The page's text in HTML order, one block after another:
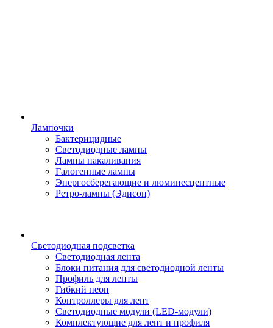
Лампочки
Бактерицидные
Светодиодные лампы
Лампы накаливания
Галогенные лампы
Энергосберегающие и люминесцентные
Ретро-лампы (Эдисон)
Светодиодная подсветка
Светодиодная лента
Блоки питания для светодиодной ленты
Профиль для ленты
Гибкий неон
Контроллеры для лент
Светодиодные модули (LED-модули)
Комплектующие для лент и профиля